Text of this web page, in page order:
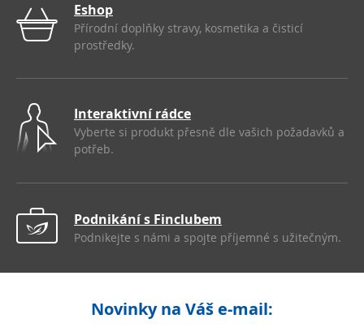
Eshop
Přírodní doplňky stravy, kosmetika a čisticí
prostředky.
Interaktivní rádce
Vyberte si produkt přesně dle vašich požadavků a
potřeb.
Podnikání s Finclubem
Podnikejte s námi a spojte příjemné s užitečným.
Novinky na Váš e-mail: